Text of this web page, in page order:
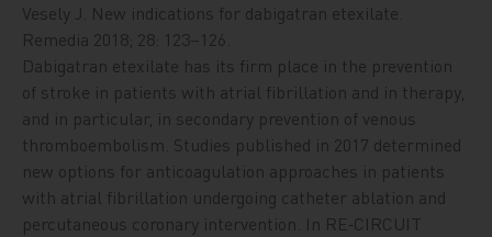
Vesely J. New indications for dabigatran etexilate.
Remedia 2018; 28: 123–126.
Dabigatran etexilate has its firm place in the prevention
of stroke in patients with atrial fibrillation and in therapy,
and in particular, in secondary prevention of venous
thromboembolism. Studies published in 2017 determined
new options for anticoagulation approaches in patients
with atrial fibrillation undergoing catheter ablation and
percutaneous coronary intervention. In RE‑CIRCUIT